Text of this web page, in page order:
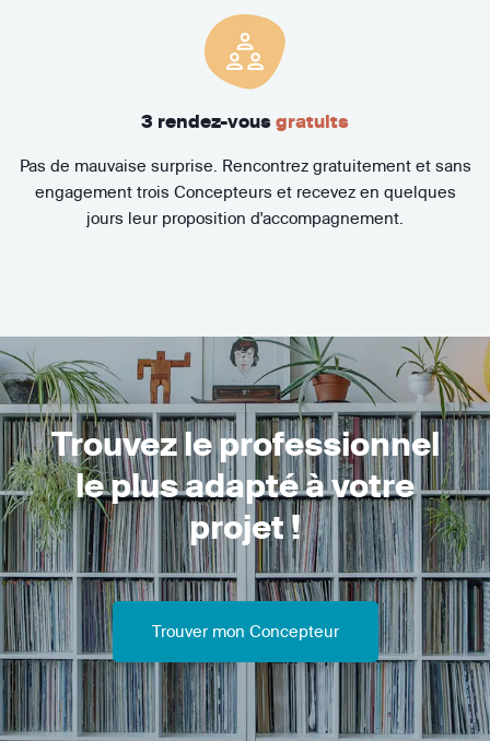
3 rendez-vous gratuits
Pas de mauvaise surprise. Rencontrez gratuitement et sans
engagement trois Concepteurs et recevez en quelques
jours leur proposition d'accompagnement.
Trouvez le professionnel
le plus adapté à votre
projet !
Trouver mon Concepteur